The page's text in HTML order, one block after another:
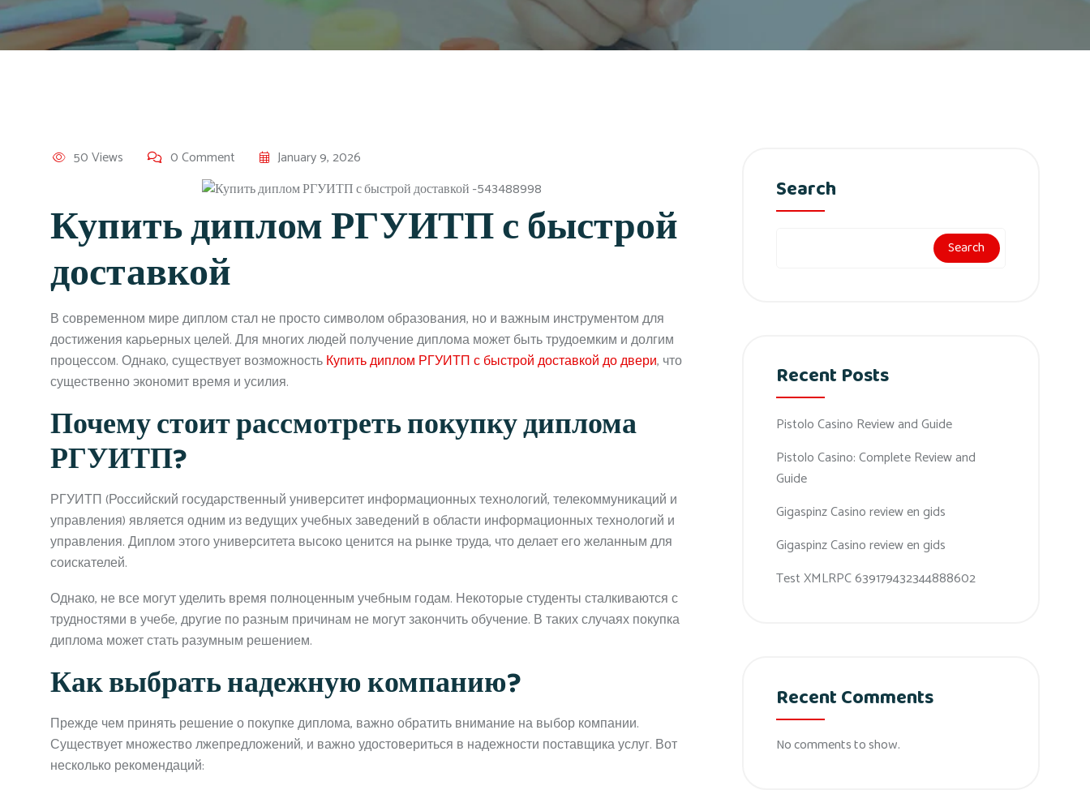
50 Views 0 Comment January 9, 2026
Купить диплом РГУИТП с быстрой
доставкой
В современном мире диплом стал не просто символом образования, но и важным инструментом для
достижения карьерных целей. Для многих людей получение диплома может быть трудоемким и долгим
процессом. Однако, существует возможностьКупить диплом РГУИТП с быстрой доставкой до двери, что
существенно экономит время и усилия.
Почему стоит рассмотреть покупку диплома
РГУИТП?
РГУИТП (Российский государственный университет информационных технологий, телекоммуникаций и
управления) является одним из ведущих учебных заведений в области информационных технологий и
управления. Диплом этого университета высоко ценится на рынке труда, что делает его желанным для
соискателей.
Однако, не все могут уделить время полноценным учебным годам. Некоторые студенты сталкиваются с
трудностями в учебе, другие по разным причинам не могут закончить обучение. В таких случаях покупка
диплома может стать разумным решением.
Как выбрать надежную компанию?
Прежде чем принять решение о покупке диплома, важно обратить внимание на выбор компании.
Существует множество лжепредложений, и важно удостовериться в надежности поставщика услуг. Вот
несколько рекомендаций:
Search
Search
Recent Posts
Pistolo Casino Review and Guide
Pistolo Casino: Complete Review and
Guide
Gigaspinz Casino review en gids
Gigaspinz Casino review en gids
Test XMLRPC 639179432344888602
Recent Comments
No comments to show.